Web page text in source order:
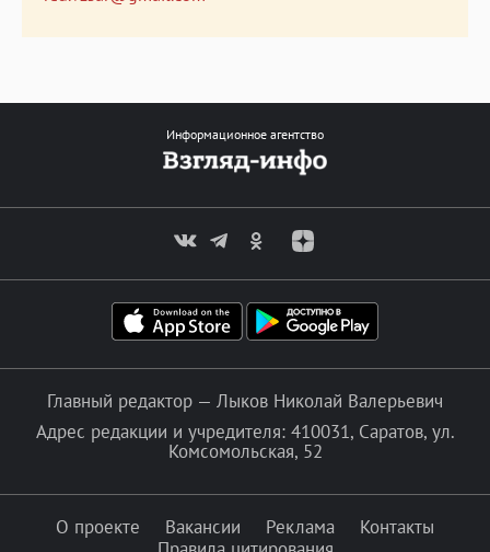
Информационное агентство
Главный редактор — Лыков Николай Валерьевич
Адрес редакции и учредителя: 410031, Саратов, ул.
Комсомольская, 52
О проекте Вакансии Реклама
Контакты